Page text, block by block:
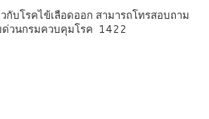
กับโรคไข้เลือดออก สามารถโทรสอบถาม
ด่วนกรมควบคุมโรค 1422